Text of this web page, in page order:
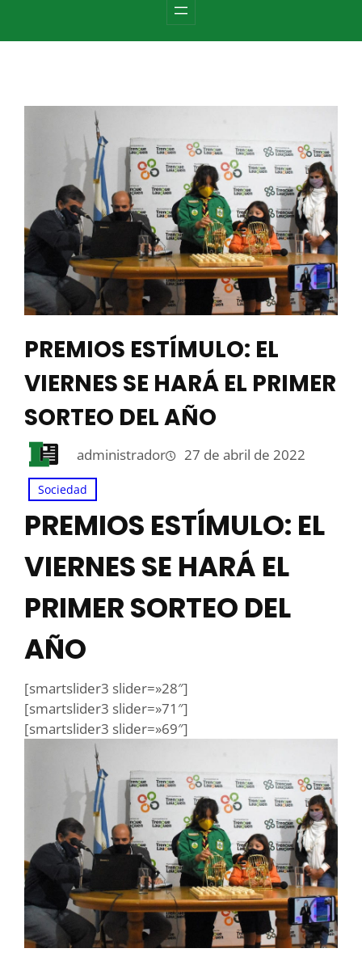
PREMIOS ESTÍMULO: EL
VIERNES SE HARÁ EL PRIMER
SORTEO DEL AÑO
administrador 27 de abril de 2022
Sociedad
PREMIOS ESTÍMULO: EL
VIERNES SE HARÁ EL
PRIMER SORTEO DEL
AÑO
[smartslider3 slider=»28″]
[smartslider3 slider=»71″]
[smartslider3 slider=»69″]